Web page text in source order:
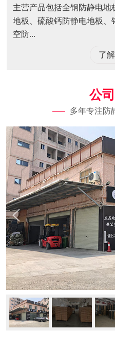
主营产品包括全钢防静电
地板、硫酸钙防静电地板、
空防...
了
公
多年专注防